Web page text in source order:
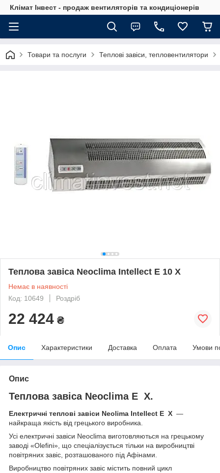
Клімат Інвест - продаж вентиляторів та кондиціонерів
Товари та послуги Теплові завіси, тепловентилятори
Теплова завіса Neoclima Intellect E 10 X
Немає в наявності
Код: 10649
Роздріб
22 424 ₴
Опис Характеристики Доставка Оплата Умови
Опис
Теплова завіса Neoclima E X.
Електричні теплові завіси Neolima Intellect E X —
найкраща якість від грецького виробника.
Усі електричні завіси Neoclima виготовляються на грецькому
заводі «Olefini», що спеціалізується тільки на виробництві
повітряних завіс, розташованого під Афінами.
Виробництво повітряних завіс містить повний цикл